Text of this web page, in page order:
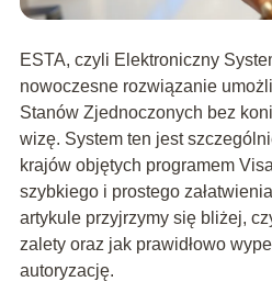
ESTA, czyli Elektroniczny
nowoczesne rozwiązanie
Stanów Zjednoczonych bez
wizę. System ten jest
krajów objętych programem
szybkiego i prostego
artykule przyjrzymy się bliżej,
zalety oraz jak prawidłowo
autoryzację.